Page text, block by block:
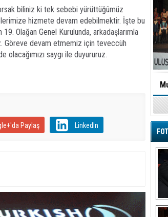
biliniz ki tek sebebi yürüttüğümüz
hizmete devam edebilmektir. İşte bu
Olağan Genel Kurulunda, arkadaşlarımla
Göreve devam etmemiz için teveccüh
saygı ile duyururuz.
Paylaş LinkedIn